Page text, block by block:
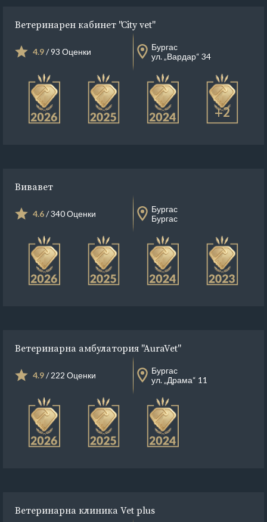
Ветеринарен кабинет "City vet"
4.9/ 93 Оценки
Бургас
ул. „Вардар“ 34
+2
Вивавет
4.6/ 340 Оценки
Бургас
Бургас
Ветеринарна амбулатория "AuraVet"
4.9/ 222 Оценки
Бургас
ул. „Драма“ 11
Ветеринарна клиника Vet plus